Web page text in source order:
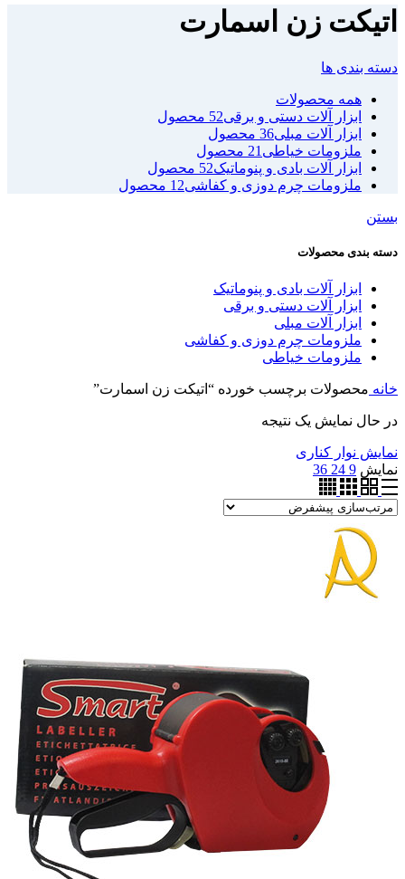
اتیکت زن اسمارت
دسته بندی ها
همه محصولات
ابزار آلات دستی و برقی52 محصول
ابزار آلات مبلی36 محصول
ملزومات خیاطی 21 محصول
ابزار آلات بادی و پنوماتیک52 محصول
ملزومات چرم دوزی و کفاشی12 محصول
بستن
دسته بندی محصولات
ابزار آلات بادی و پنوماتیک
ابزار آلات دستی و برقی
ابزار آلات مبلی
ملزومات چرم دوزی و کفاشی
ملزومات خیاطی
خانه محصولات برچسب خورده “اتیکت زن اسمارت”
در حال نمایش یک نتیجه
نمایش نوار کناری
نمایش 9
24
36